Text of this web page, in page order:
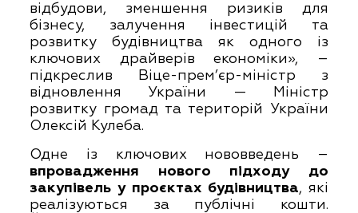
відбудови, зменшення ризиків для
бізнесу, залучення інвестицій та
розвитку будівництва як одного із
ключових драйверів економіки», –
підкреслив Віце-прем’єр-міністр з
відновлення України — Міністр
розвитку громад та територій України
Олексій Кулеба.
Одне із ключових нововведень –
впровадження нового підходу до
закупівель у проєктах будівництва, які
реалізуються за публічні кошти.